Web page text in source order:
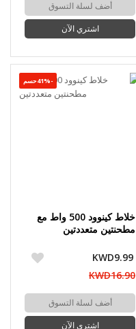
أضف لسلة التسوق
اشتري الآن
-41%حسم
خلاط كينوود 500 واط مع
مطحنتين متعددتين
KWD9.99
KWD16.90
أضف لسلة التسوق
اشتري الآن